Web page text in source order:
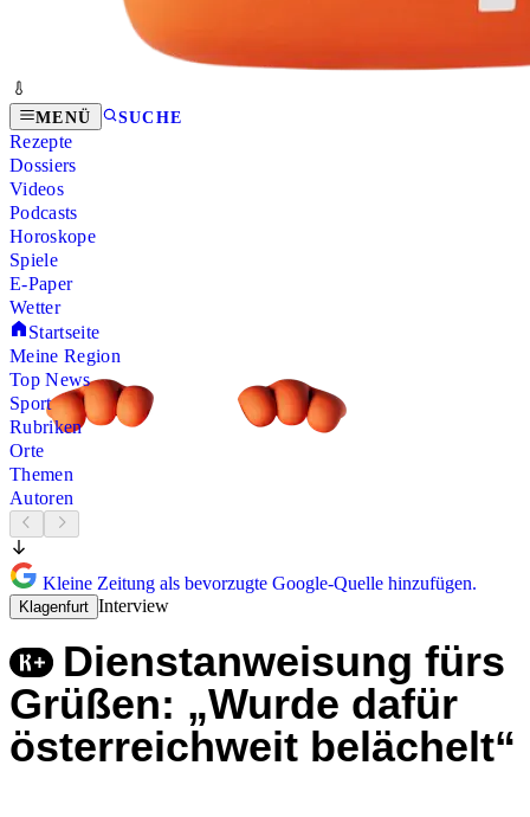
MENÜ SUCHE
Rezepte
Dossiers
Videos
Podcasts
Horoskope
Spiele
E-Paper
Wetter
Startseite
Meine Region
Top News
Sport
Rubriken
Orte
Themen
Autoren
Kleine Zeitung als bevorzugte Google-Quelle hinzufügen.
Klagenfurt Interview
Dienstanweisung fürs
Grüßen: „Wurde dafür
österreichweit belächelt“